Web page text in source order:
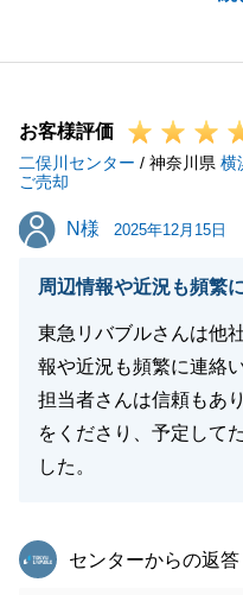
も自分のことのように
今後も、お住まいに関
い。
F様の新しい生活が素
心よりお祈り申し上げま
お客様評価
二俣川センター / 神奈川県 横
ご売却
N様
N様 2025年12月15日
周辺情報や近況も頻繁
東急リバブルさんは他
報や近況も頻繁に連絡
担当者さんは信頼もあ
をくださり、予定して
した。
東急リバブル
センターからの返答